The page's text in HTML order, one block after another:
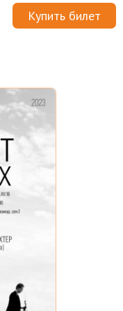
Купить билет